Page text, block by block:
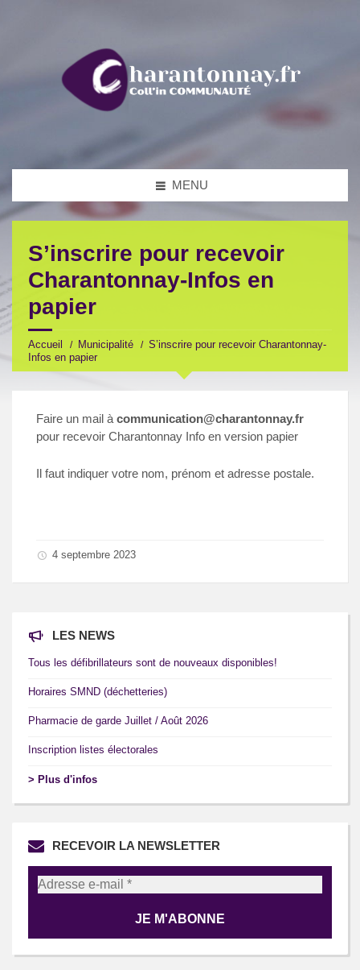
MENU
S’inscrire pour recevoir
Charantonnay-Infos en
papier
Accueil Municipalité
S’inscrire pour recevoir Charantonnay-
Infos en papier
Faire un mail à communication@charantonnay.fr
pour recevoir Charantonnay Info en version papier
Il faut indiquer votre nom, prénom et adresse postale.
4 septembre 2023
LES NEWS
Tous les défibrillateurs sont de nouveaux disponibles!
Horaires SMND (déchetteries)
Pharmacie de garde Juillet / Août 2026
Inscription listes électorales
> Plus d'infos
RECEVOIR LA NEWSLETTER